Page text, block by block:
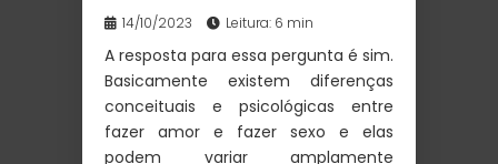
14/10/2023 Leitura: 6 min
A resposta para essa pergunta é sim.
Basicamente existem diferenças
conceituais e psicológicas entre
fazer amor e fazer sexo e elas
podem variar amplamente